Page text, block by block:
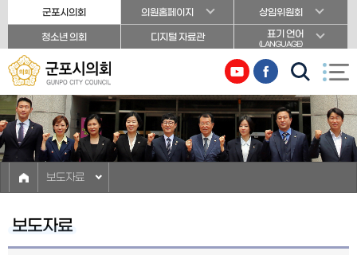
본문바로가기군포시의회 의원홈페이지 상임위원회
청소년 의회 디지털 자료관 표기 언어
(LANGUAGE)
보도자료
보도자료